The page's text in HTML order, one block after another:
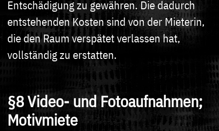
Entschädigung zu gewähren. Die dadurch
entstehenden Kosten sind von der Mieterin,
die den Raum verspätet verlassen hat,
vollständig zu erstatten.
§8 Video- und Fotoaufnahmen;
Motivmiete